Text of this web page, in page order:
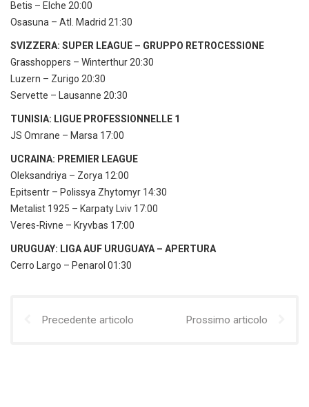
Betis – Elche 20:00
Osasuna – Atl. Madrid 21:30
SVIZZERA: SUPER LEAGUE – GRUPPO RETROCESSIONE
Grasshoppers – Winterthur 20:30
Luzern – Zurigo 20:30
Servette – Lausanne 20:30
TUNISIA: LIGUE PROFESSIONNELLE 1
JS Omrane – Marsa 17:00
UCRAINA: PREMIER LEAGUE
Oleksandriya – Zorya 12:00
Epitsentr – Polissya Zhytomyr 14:30
Metalist 1925 – Karpaty Lviv 17:00
Veres-Rivne – Kryvbas 17:00
URUGUAY: LIGA AUF URUGUAYA – APERTURA
Cerro Largo – Penarol 01:30
Precedente articolo Prossimo articolo